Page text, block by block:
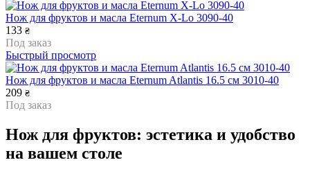
Нож для фруктов и масла Eternum X-Lo 3090-40
133 ₴
Под заказ
Быстрый просмотр
Нож для фруктов и масла Eternum Atlantis 16.5 см 3010-40
209 ₴
Под заказ
Нож для фруктов: эстетика и удобство
на вашем столе